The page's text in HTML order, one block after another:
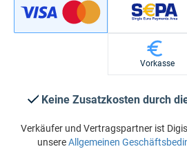
Vorkasse
Keine Zusatzkosten durch
Verkäufer und Vertragspartner ist
unsereAllgemeinen